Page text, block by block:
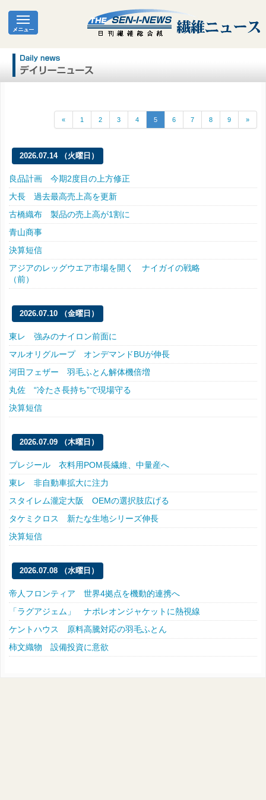
« 1 2 3 4 5 6 7 8 9 »
2026.07.14 （火曜日）
良品計画 今期2度目の上方修正
大長 過去最高売上高を更新
古橋織布 製品の売上高が1割に
青山商事
決算短信
アジアのレッグウエア市場を開く ナイガイの戦略
（前）
2026.07.10 （金曜日）
東レ 強みのナイロン前面に
マルオリグループ オンデマンドBUが伸長
河田フェザー 羽毛ふとん解体機倍増
丸佐 “冷たさ長持ち”で現場守る
決算短信
2026.07.09 （木曜日）
プレジール 衣料用POM長繊維、中量産へ
東レ 非自動車拡大に注力
スタイレム瀧定大阪 OEMの選択肢広げる
タケミクロス 新たな生地シリーズ伸長
決算短信
2026.07.08 （水曜日）
帝人フロンティア 世界4拠点を機動的連携へ
「ラグアジェム」 ナポレオンジャケットに熱視線
ケントハウス 原料高騰対応の羽毛ふとん
柿文織物 設備投資に意欲